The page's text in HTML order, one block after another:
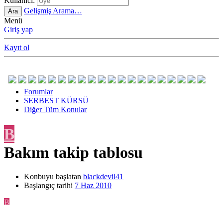
Ara
Gelişmiş Arama…
Menü
Giriş yap
Kayıt ol
Forumlar
SERBEST KÜRSÜ
Diğer Tüm Konular
B
Bakım takip tablosu
Konbuyu başlatan blackdevil41
Başlangıç tarihi 7 Haz 2010
B